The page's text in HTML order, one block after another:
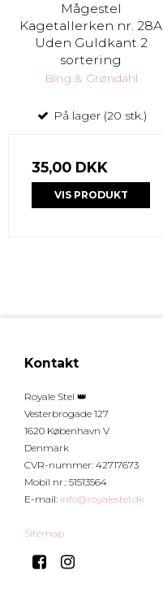
Mågestel
Kagetallerken nr. 28A
Uden Guldkant 2
sortering
Bing & Grøndahl
På lager (20 stk.)
35,00 DKK
VIS PRODUKT
Kontakt
Royale Stel 👑
Vesterbrogade 127
1620 København V
Denmark
CVR-nummer: 42717673
Mobil nr.: 51513564
E-mail: info@royalestel.dk
Sitemap